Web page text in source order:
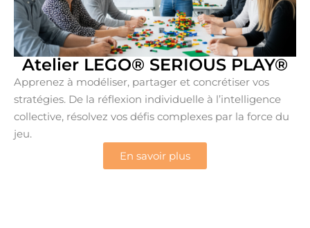
Atelier LEGO® SERIOUS PLAY®
Apprenez à modéliser, partager et concrétiser vos
stratégies. De la réflexion individuelle à l’intelligence
collective, résolvez vos défis complexes par la force du
jeu.
En savoir plus